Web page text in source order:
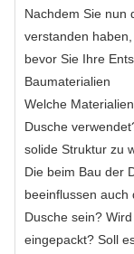
Nachdem Sie nun
verstanden
bevor Sie Ihre
Baumaterialien
Welche
Dusche
solide Struktur zu
Die beim Bau der
beeinflussen auch
Dusche sein?
eingepackt? Soll